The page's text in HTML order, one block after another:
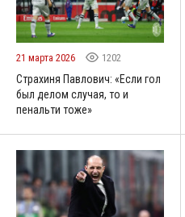
21 марта 2026 1202
Страхиня Павлович: «Если гол
был делом случая, то и
пенальти тоже»